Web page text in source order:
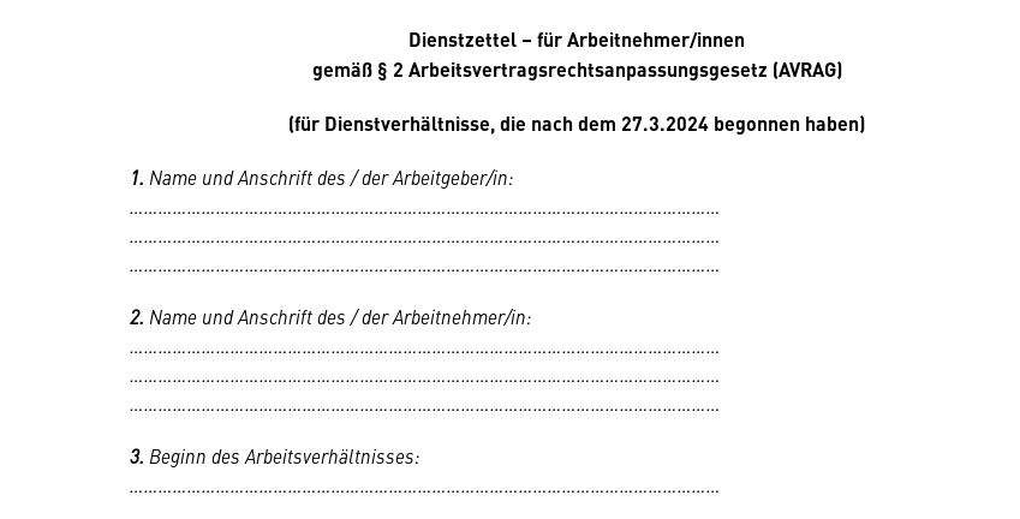
Dienstzettel – für Arbeitnehmer/innen
gemäß § 2 Arbeitsvertragsrechtsanpassungsgesetz (AVRAG)
(für Dienstverhältnisse, die nach dem 27.3.2024 begonnen haben)
1. Name und Anschrift des / der Arbeitgeber/in:
……………………………………………………………………………………………………………
……………………………………………………………………………………………………………
……………………………………………………………………………………………………………
2. Name und Anschrift des / der Arbeitnehmer/in:
……………………………………………………………………………………………………………
……………………………………………………………………………………………………………
……………………………………………………………………………………………………………
3. Beginn des Arbeitsverhältnisses:
……………………………………………………………………………………………………………